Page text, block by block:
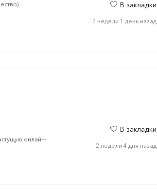
В закладки
2 недели 1 день назад
онлайн-
В закладки
2 недели 4 дня назад